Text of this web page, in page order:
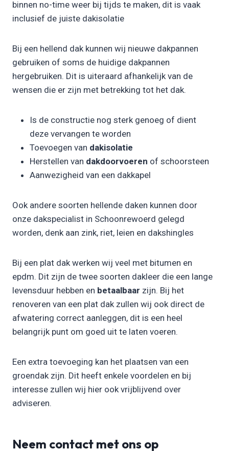
binnen no-time weer bij tijds te maken, dit is vaak
inclusief de juiste dakisolatie
Bij een hellend dak kunnen wij nieuwe dakpannen
gebruiken of soms de huidige dakpannen
hergebruiken. Dit is uiteraard afhankelijk van de
wensen die er zijn met betrekking tot het dak.
Is de constructie nog sterk genoeg of dient
deze vervangen te worden
Toevoegen van dakisolatie
Herstellen van dakdoorvoeren of schoorsteen
Aanwezigheid van een dakkapel
Ook andere soorten hellende daken kunnen door
onze dakspecialist in Schoonrewoerd gelegd
worden, denk aan zink, riet, leien en dakshingles
Bij een plat dak werken wij veel met bitumen en
epdm. Dit zijn de twee soorten dakleer die een lange
levensduur hebben en betaalbaar zijn. Bij het
renoveren van een plat dak zullen wij ook direct de
afwatering correct aanleggen, dit is een heel
belangrijk punt om goed uit te laten voeren.
Een extra toevoeging kan het plaatsen van een
groendak zijn. Dit heeft enkele voordelen en bij
interesse zullen wij hier ook vrijblijvend over
adviseren.
Neem contact met ons op